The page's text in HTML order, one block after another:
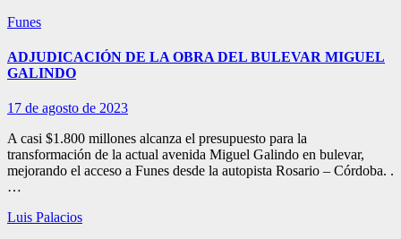
Funes
ADJUDICACIÓN DE LA OBRA DEL BULEVAR MIGUEL
GALINDO
17 de agosto de 2023
A casi $1.800 millones alcanza el presupuesto para la
transformación de la actual avenida Miguel Galindo en bulevar,
mejorando el acceso a Funes desde la autopista Rosario – Córdoba. .
…
Luis Palacios